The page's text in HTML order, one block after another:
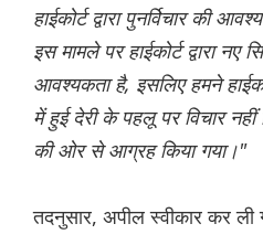
हाईकोर्ट द्वारा पुनर्विचार की
इस मामले पर हाईकोर्ट द्वारा नए
आवश्यकता है, इसलिए हमने
में हुई देरी के पहलू पर विचार
की ओर से आग्रह किया गया।"
तदनुसार, अपील स्वीकार कर ली